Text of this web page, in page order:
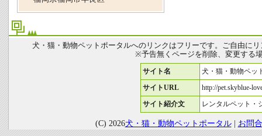
犬・猫・動物ペットポータルへのリンクはフリーです。ご自由に
※予告無くページを削除、変更する
サイト名 犬・猫・動物ペッ
サイトURL http://pet.skyblue-
サイト紹介文 レンタルペット・
(C) 2026犬・猫・動物ペットポータル| お問